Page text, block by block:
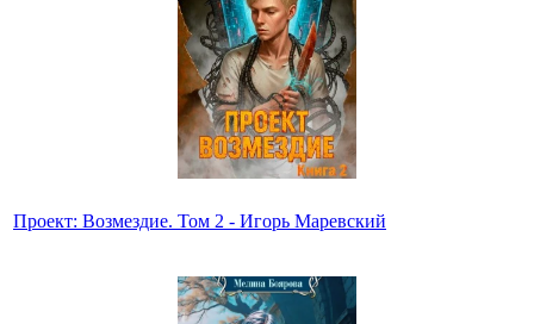
Проект: Возмездие. Том 2 - Игорь Маревский